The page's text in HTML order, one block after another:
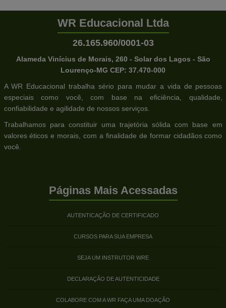
WR Educacional Ltda
26.165.960/0001-03
Alameda Vinícius de Morais, 260 - Solar dos Lagos - São
Lourenço-MG CEP: 37.470-000
A WR Educacional trabalha sério para mudar a vida de pessoas
especiais como você, com base na eficiência, qualidade,
confiabilidade e agilidade de nossos serviços.
Trabalhamos para constituir uma trajetória sólida com base em
valores éticos e morais, com a finalidade de formar cidadãos como
você.
Páginas Mais Acessadas
AUTENTICAÇÃO DE CERTIFICADO
CURSOS PARA SUA EMPRESA
SEJA UM INSTRUTOR WRE
DECLARAÇÃO DE AUTENTICIDADE
COLABORE COM A WR FAÇA UMA DOAÇÃO